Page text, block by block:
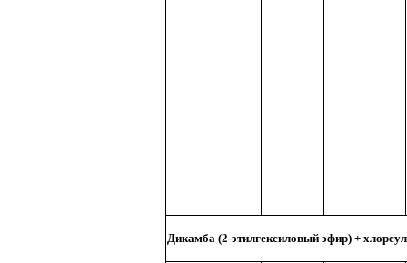
Дикамба (2-этилгексиловый эфир) +